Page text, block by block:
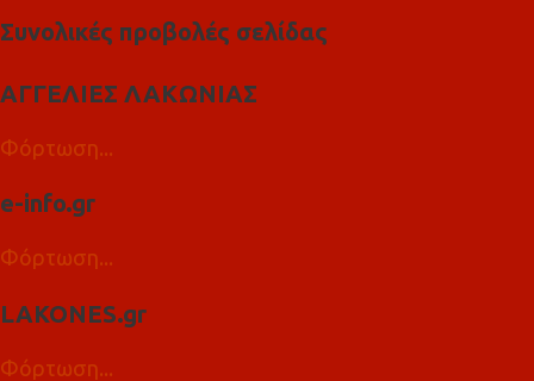
Συνολικές προβολές σελίδας
ΑΓΓΕΛΙΕΣ ΛΑΚΩΝΙΑΣ
Φόρτωση...
e-info.gr
Φόρτωση...
LAKONES.gr
Φόρτωση...